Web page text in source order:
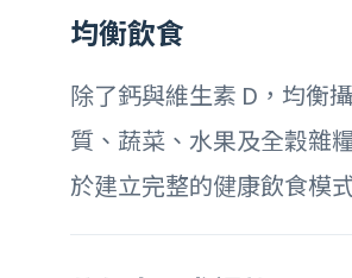
均衡飲食
除了鈣與維生素 D，均衡
質、蔬菜、水果及全穀雜
於建立完整的健康飲食模